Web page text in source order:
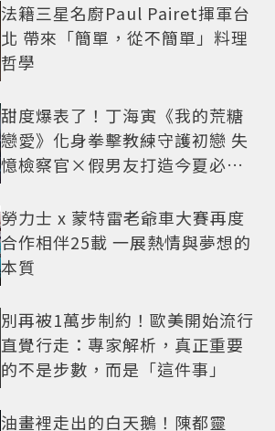
法籍三星名廚Paul Pairet揮軍台
北 帶來「簡單，從不簡單」料理
哲學
甜度爆表了！丁海寅《我的荒糖
戀愛》化身拳擊教練守護初戀 失
憶檢察官×假男友打造今夏必看
勞力士 x 蒙特雷老爺車大賽再度
合作相伴25載 一展熱情與夢想的
本質
別再被1萬步制約！歐美開始流行
直覺行走：專家解析，真正重要
的不是步數，而是「這件事」
油畫裡走出的白天鵝！陳都靈